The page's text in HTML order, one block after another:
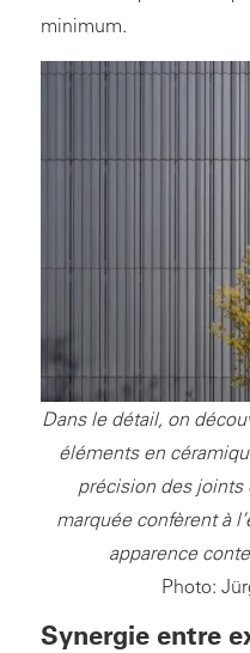
minimum.
Dans le détail, on
éléments en
précision des joints
marquée confèrent à
apparence
Photo:
Synergie entre